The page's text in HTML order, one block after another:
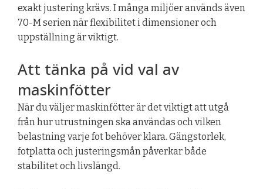
exakt justering krävs. I många miljöer används även
70-M serien när flexibilitet i dimensioner och
uppställning är viktigt.
Att tänka på vid val av
maskinfötter
När du väljer maskinfötter är det viktigt att utgå
från hur utrustningen ska användas och vilken
belastning varje fot behöver klara. Gängstorlek,
fotplatta och justeringsmån påverkar både
stabilitet och livslängd.